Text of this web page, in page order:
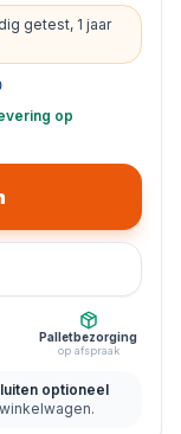
getest, 1 jaar
op
Palletbezorging
op afspraak
optioneel